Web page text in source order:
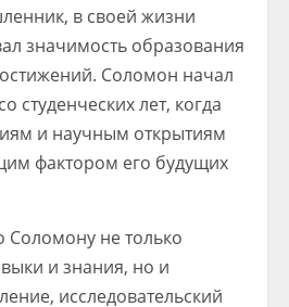
в своей жизни
значимость образования
Соломон начал
студенческих лет, когда
и научным открытиям
фактором его будущих
Соломону не только
и знания, но и
исследовательский